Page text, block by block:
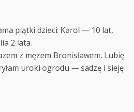
piątki dzieci: Karol — 10 lat,
2 lata.
z mężem Bronisławem. Lubię
uroki ogrodu — sadzę i sieję